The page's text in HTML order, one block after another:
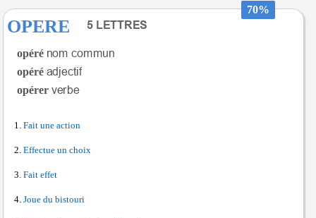
70%
OPERE
opéré
opéré
opérer
Fait une action
Effectue un choix
Fait effet
Joue du bistouri